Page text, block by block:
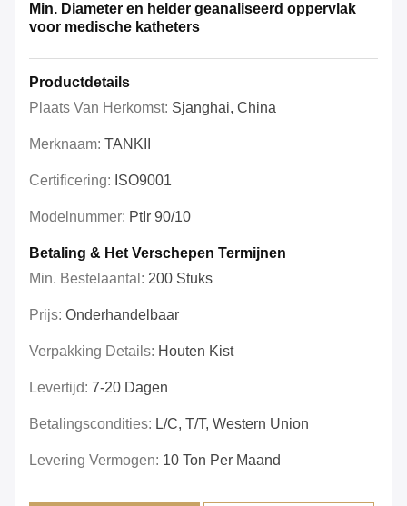
Min. Diameter en helder geanaliseerd oppervlak
voor medische katheters
Productdetails
Plaats Van Herkomst: Sjanghai, China
Merknaam: TANKII
Certificering: ISO9001
Modelnummer: PtIr 90/10
Betaling & Het Verschepen Termijnen
Min. Bestelaantal: 200 Stuks
Prijs: Onderhandelbaar
Verpakking Details: Houten Kist
Levertijd: 7-20 Dagen
Betalingscondities: L/C, T/T, Western Union
Levering Vermogen: 10 Ton Per Maand